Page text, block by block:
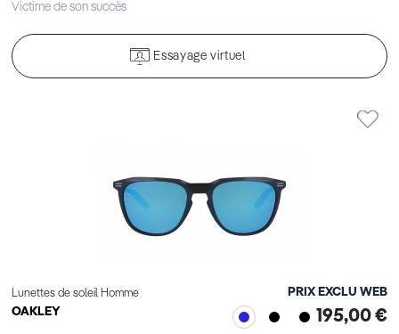
Victime de son succès
Essayage virtuel
Lunettes de soleil Homme
OAKLEY
PRIX EXCLU WEB
195,00 €